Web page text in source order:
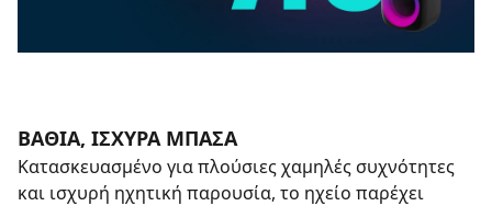
ΒΑΘΙΆ, ΙΣΧΥΡΆ ΜΠΆΣΑ
Κατασκευασμένο για πλούσιες χαμηλές συχνότητες
και ισχυρή ηχητική παρουσία, το ηχείο παρέχει